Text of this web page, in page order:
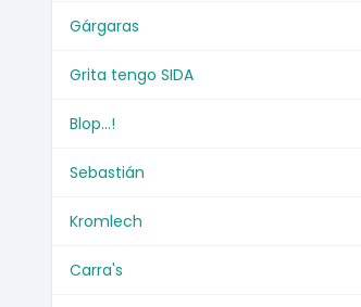
Gárgaras
Grita tengo SIDA
Blop...!
Sebastián
Kromlech
Carra's